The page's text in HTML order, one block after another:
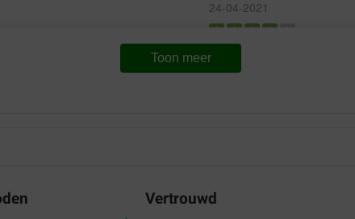
24-04-2021
Bezorging:
Toon meer
Vertrouwd